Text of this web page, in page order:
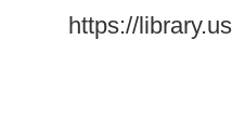
https://